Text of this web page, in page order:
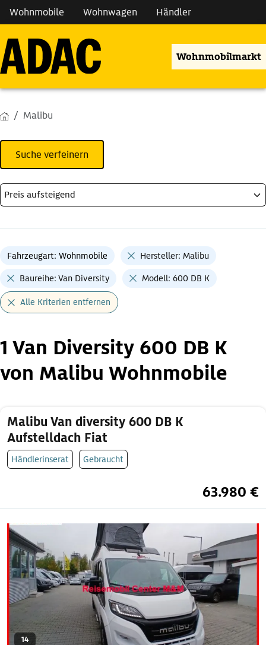
Wohnmobile Wohnwagen Händler
Wohnmobilmarkt
Malibu
Suche verfeinern
Fahrzeugart: Wohnmobile Hersteller: Malibu
Baureihe: Van Diversity Modell: 600 DB K
Alle Kriterien entfernen
1 Van Diversity 600 DB K
von Malibu Wohnmobile
Malibu Van diversity 600 DB K
Aufstelldach Fiat
Händlerinserat Gebraucht
63.980 €
14